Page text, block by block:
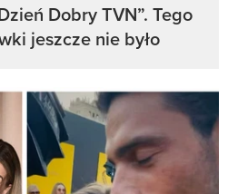
Dobry TVN”. Tego
jeszcze nie było